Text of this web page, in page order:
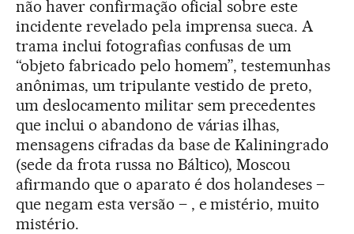
não haver confirmação oficial sobre este
incidente revelado pela imprensa sueca. A
trama inclui fotografias confusas de um
“objeto fabricado pelo homem”, testemunhas
anônimas, um tripulante vestido de preto,
um deslocamento militar sem precedentes
que inclui o abandono de várias ilhas,
mensagens cifradas da base de Kaliningrado
(sede da frota russa no Báltico), Moscou
afirmando que o aparato é dos holandeses –
que negam esta versão – , e mistério, muito
mistério.